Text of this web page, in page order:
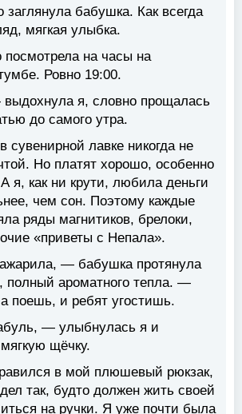
заглянула бабушка. Как всегда
мягкая улыбка.
на часы на
Ровно 19:00.
я, словно прощалась
до самого утра.
сувенирной лавке никогда не
Но платят хорошо, особенно
я, как ни крути, любила деньги
чем сон. Поэтому каждые
ряды магнитиков, брелоки,
«приветы с Непала».
— бабушка протянула
полный ароматного тепла. —
поешь, и ребят угостишь.
— улыбнулась я и
щёчку.
в мой плюшевый рюкзак,
так, будто должен жить своей
на ручки. Я уже почти была